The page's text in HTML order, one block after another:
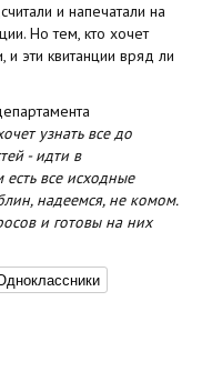
и напечатали на
Но тем, кто хочет
и эти квитанции вряд ли
узнать все до
- идти в
все исходные
надеемся, не комом.
и готовы на них